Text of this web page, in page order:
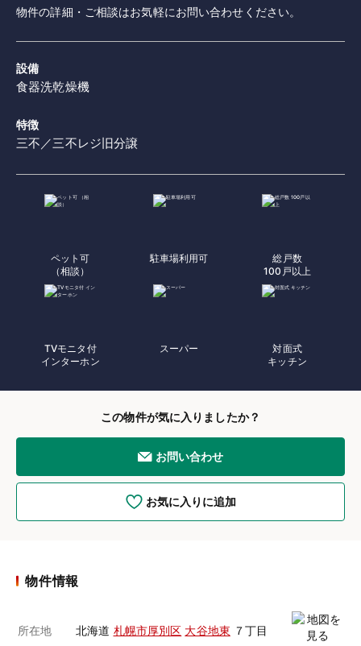
物件の詳細・ご相談はお気軽にお問い合わせください。
設備
食器洗乾燥機
特徴
三不／三不レジ旧分譲
ペット可
（相談）
駐車場利用可
総戸数
100戸以上
TVモニタ付
インターホン
スーパー
対面式
キッチン
この物件が気に入りましたか？
お問い合わせ
お気に入りに追加
物件情報
所在地 北海道 札幌市厚別区 大谷地東 ７丁目